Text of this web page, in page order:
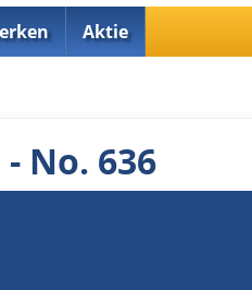
Aktie
No. 636